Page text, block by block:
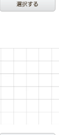
選択する